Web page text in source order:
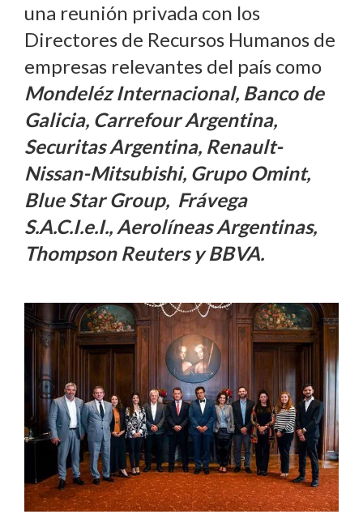
una reunión privada con los
Directores de Recursos Humanos de
empresas relevantes del país como
Mondeléz Internacional, Banco de
Galicia, Carrefour Argentina,
Securitas Argentina, Renault-
Nissan-Mitsubishi, Grupo Omint,
Blue Star Group, Frávega
S.A.C.I.e.I., Aerolíneas Argentinas,
Thompson Reuters y BBVA.